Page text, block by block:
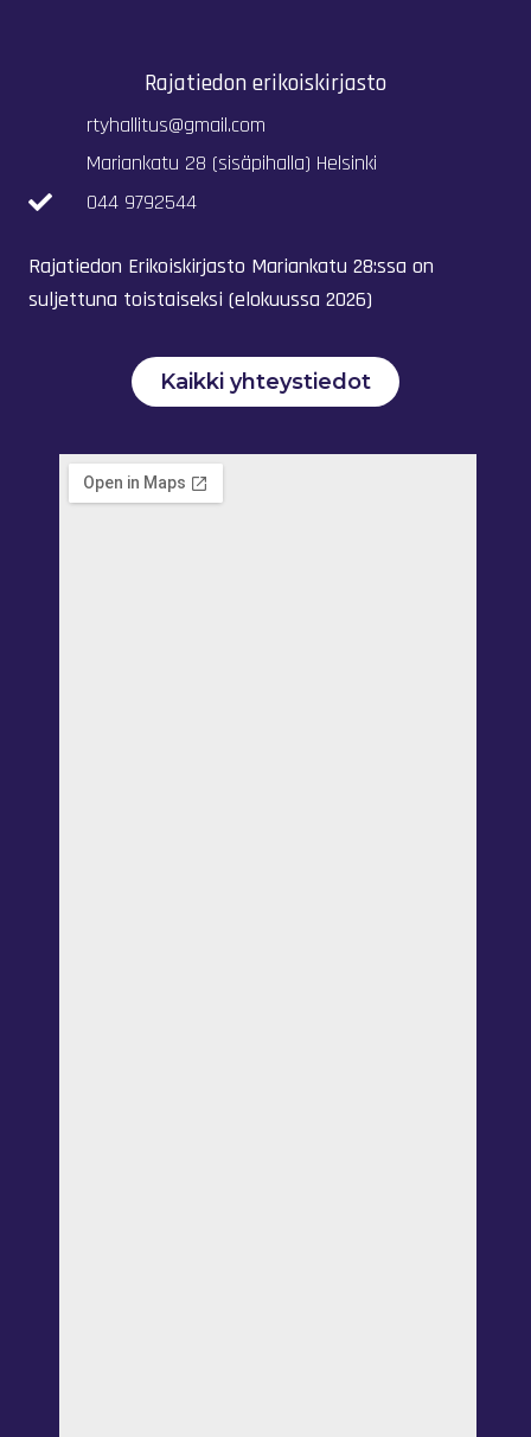
Rajatiedon erikoiskirjasto
rtyhallitus@gmail.com
Mariankatu 28 (sisäpihalla) Helsinki
044 9792544
Rajatiedon Erikoiskirjasto Mariankatu 28:ssa on
suljettuna toistaiseksi (elokuussa 2026)
Kaikki yhteystiedot